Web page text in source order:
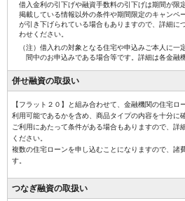
借入金利の引下げや融資手数料の引下げは期間が限
掲載している情報以外の条件や期間限定のキャンペ
が引き下げられている場合もありますので、詳細に
わせください。
（注）借入れの対象となる住宅や申込みご本人に
間中のお申込みである場合等です。詳細は各金融
併せ融資の取扱い
【フラット２０】と組み合わせて、金融機関の住宅
利用可能であるかを含め、商品タイプの内容を十分に
ご利用にあたって条件がある場合もありますので、詳
ください。
複数の住宅ローンを申し込むことになりますので、諸
す。
つなぎ融資の取扱い